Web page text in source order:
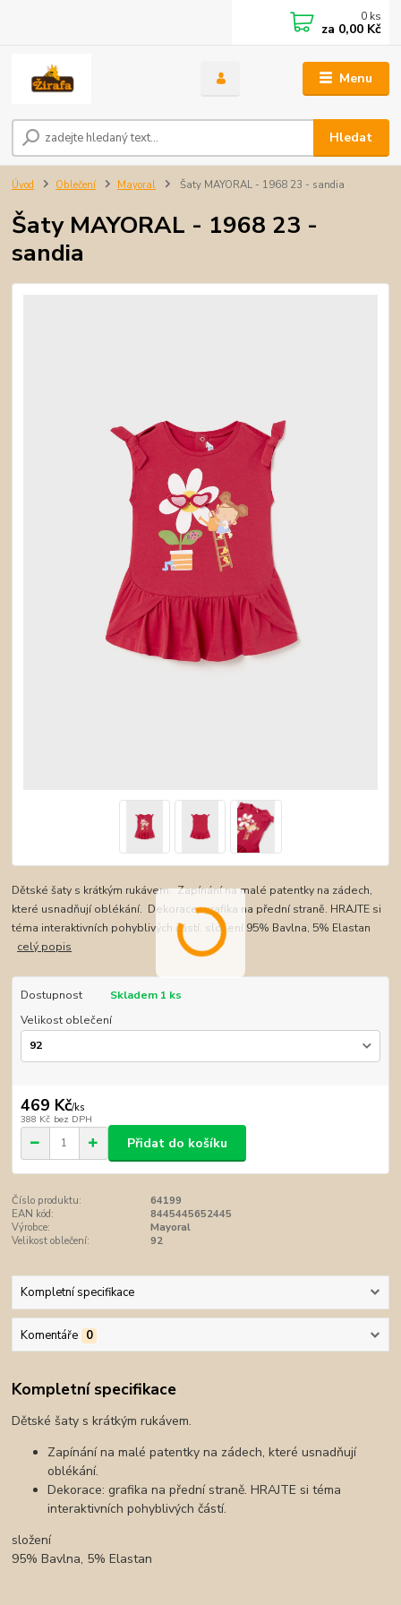
Menu
Hledat
0 ks
za 0,00 Kč
Úvod Oblečení Mayoral Šaty MAYORAL - 1968 23 - sandia
Šaty MAYORAL - 1968 23 -
sandia
Dětské šaty s krátkým rukávem. Zapínání na malé patentky na zádech,
které usnadňují oblékání. Dekorace: grafika na přední straně. HRAJTE si
téma interaktivních pohyblivých částí. složení 95% Bavlna, 5% Elastan
celý popis
Dostupnost
Skladem 1 ks
Velikost oblečení
469 Kč/ks
388 Kč bez DPH
Přidat do košíku
Číslo produktu:
64199
EAN kód:
8445445652445
Výrobce:
Mayoral
Velikost oblečení:
92
Kompletní specifikace
Komentáře 0
Kompletní specifikace
Dětské šaty s krátkým rukávem.
Zapínání na malé patentky na zádech, které usnadňují
oblékání.
Dekorace: grafika na přední straně. HRAJTE si téma
interaktivních pohyblivých částí.
složení
95% Bavlna, 5% Elastan